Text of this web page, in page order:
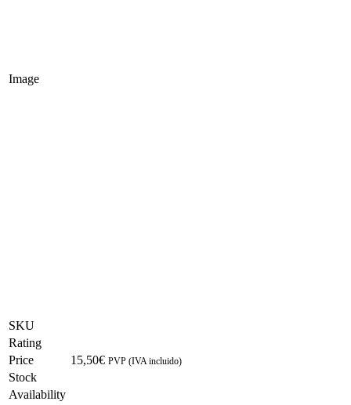
Image
SKU
Rating
Price
15,50€ PVP (IVA incluido)
Stock
Availability